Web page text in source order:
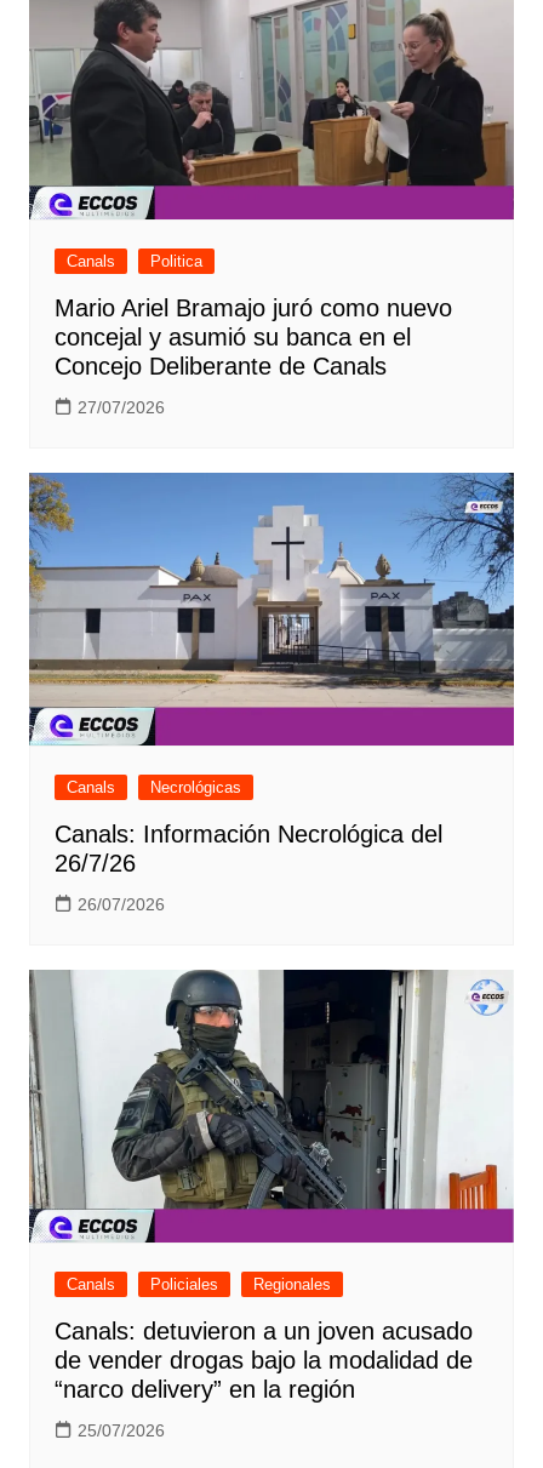
Canals Politica
Mario Ariel Bramajo juró como nuevo
concejal y asumió su banca en el
Concejo Deliberante de Canals
27/07/2026
Canals Necrológicas
Canals: Información Necrológica del
26/7/26
26/07/2026
Canals Policiales Regionales
Canals: detuvieron a un joven acusado
de vender drogas bajo la modalidad de
“narco delivery” en la región
25/07/2026